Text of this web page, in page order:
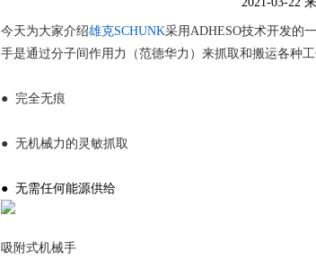
今天为大家介绍雄克SCHUNK采用ADHESO技术开发的
手是通过分子间作用力（范德华力）来抓取和搬运各种
● 完全无痕
● 无机械力的灵敏抓取
● 无需任何能源供给
吸附式机械手